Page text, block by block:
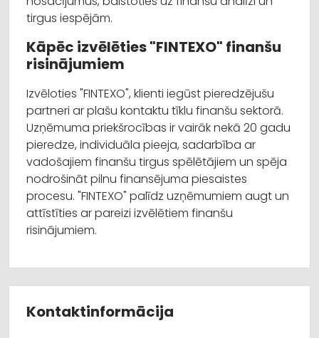
tirgus iespējām.
Kāpēc izvēlēties "FINTEXO" finanšu
risinājumiem
Izvēloties "FINTEXO", klienti iegūst pieredzējušu
partneri ar plašu kontaktu tīklu finanšu sektorā.
Uzņēmuma priekšrocības ir vairāk nekā 20 gadu
pieredze, individuāla pieeja, sadarbība ar
vadošajiem finanšu tirgus spēlētājiem un spēja
nodrošināt pilnu finansējuma piesaistes
procesu. "FINTEXO" palīdz uzņēmumiem augt un
attīstīties ar pareizi izvēlētiem finanšu
risinājumiem.
Kontaktinformācija